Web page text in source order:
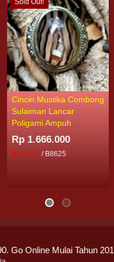
Sold Out!
Cincin Mustika Combong
Sulaiman Lancar
Poligami Ampuh
Rp 1.666.000
Habis / B8625
Go Online Mulai Tahun